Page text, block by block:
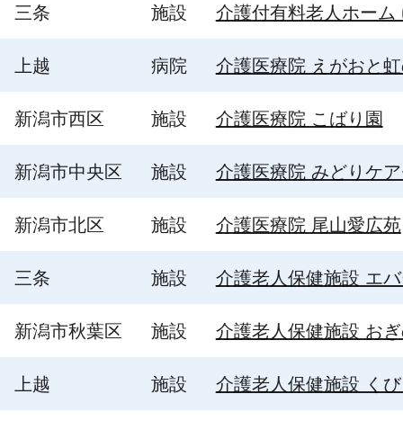
三条 施設 介護付有料老人ホーム
上越 病院 介護医療院 えがおと
新潟市西区 施設 介護医療院 こばり園
新潟市中央区 施設 介護医療院 みどりケ
新潟市北区 施設 介護医療院 尾山愛広苑
三条 施設 介護老人保健施設 エ
新潟市秋葉区 施設 介護老人保健施設 お
上越 施設 介護老人保健施設 く